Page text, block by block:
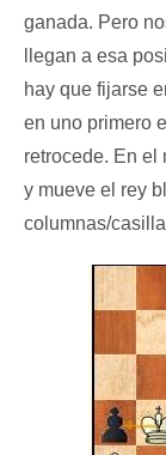
ganada. Pero
llegan a esa
hay que fijarse
en uno primero
retrocede. En el
y mueve el rey
columnas/